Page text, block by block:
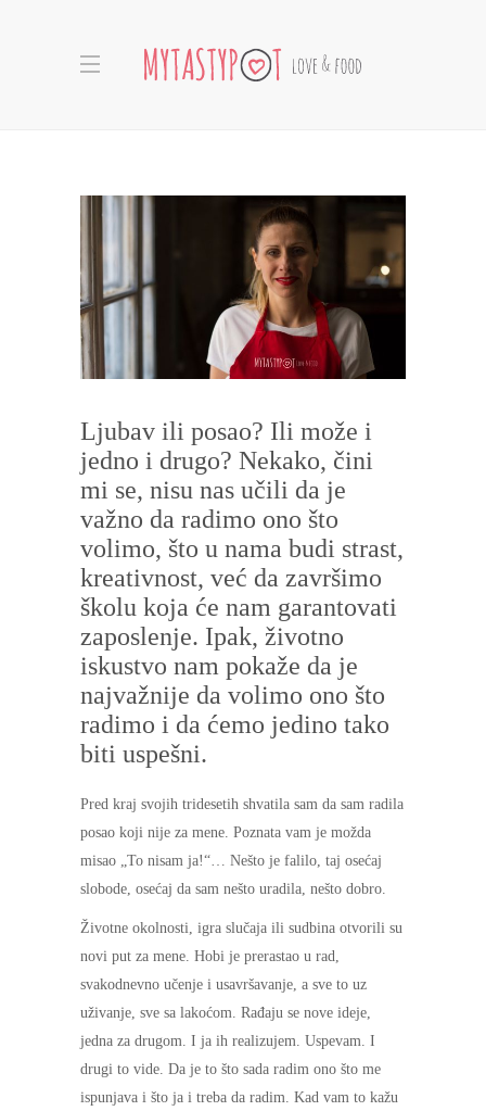
Ljubav ili posao? Ili može i
jedno i drugo? Nekako, čini
mi se, nisu nas učili da je
važno da radimo ono što
volimo, što u nama budi strast,
kreativnost, već da završimo
školu koja će nam garantovati
zaposlenje. Ipak, životno
iskustvo nam pokaže da je
najvažnije da volimo ono što
radimo i da ćemo jedino tako
biti uspešni.
Pred kraj svojih tridesetih shvatila sam da sam radila
posao koji nije za mene. Poznata vam je možda
misao „To nisam ja!“… Nešto je falilo, taj osećaj
slobode, osećaj da sam nešto uradila, nešto dobro.
Životne okolnosti, igra slučaja ili sudbina otvorili su
novi put za mene. Hobi je prerastao u rad,
svakodnevno učenje i usavršavanje, a sve to uz
uživanje, sve sa lakoćom. Rađaju se nove ideje,
jedna za drugom. I ja ih realizujem. Uspevam. I
drugi to vide. Da je to što sada radim ono što me
ispunjava i što ja i treba da radim. Kad vam to kažu